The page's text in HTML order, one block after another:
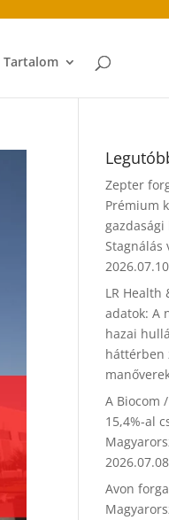
Zepter
Prémium
Stagnálás
LR Health
adatok: A
hazai
háttérben
A Biocom
15,4%-al
Avon